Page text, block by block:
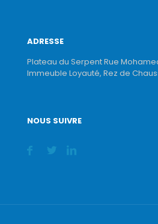
ADRESSE
Plateau du Serpent Rue
Immeuble Loyauté, Rez de
NOUS SUIVRE